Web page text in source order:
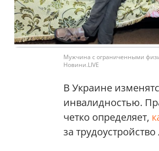
Мужчина с ограниченными
Новини.LIVE
В Украине
инвалидностью.
четко определяет,
за